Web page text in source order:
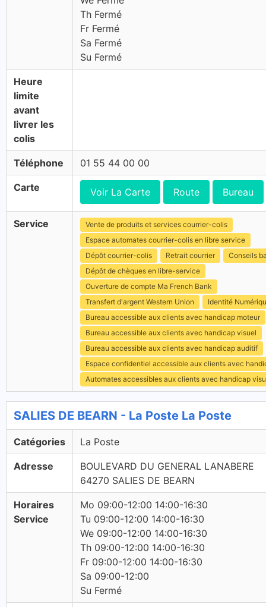
Th Fermé
Fr Fermé
Sa Fermé
Su Fermé
Heure
limite
avant
livrer les
colis
Téléphone 01 55 44 00 00
Carte Voir La Carte Route Bureau
Service
Vente de produits et services courrier-colis
Espace automates courrier-colis en libre service
Dépôt courrier-colis
Retrait courrier
Conseils
Dépôt de chèques en libre-service
Ouverture de compte Ma French Bank
Transfert d'argent Western Union
Identité
Bureau accessible aux clients avec handicap moteur
Bureau accessible aux clients avec handicap visuel
Bureau accessible aux clients avec handicap auditif
Espace confidentiel accessible aux clients avec
Automates accessibles aux clients avec handicap
SALIES DE BEARN - La Poste La Poste
Catégories La Poste
Adresse
BOULEVARD DU GENERAL LANABERE
64270 SALIES DE BEARN
Horaires
Service
Mo 09:00-12:00 14:00-16:30
Tu 09:00-12:00 14:00-16:30
We 09:00-12:00 14:00-16:30
Th 09:00-12:00 14:00-16:30
Fr 09:00-12:00 14:00-16:30
Sa 09:00-12:00
Su Fermé